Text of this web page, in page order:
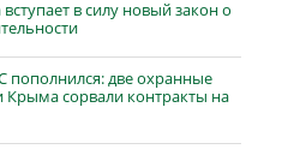
в силу новый закон о
пополнился: две охранные
сорвали контракты на